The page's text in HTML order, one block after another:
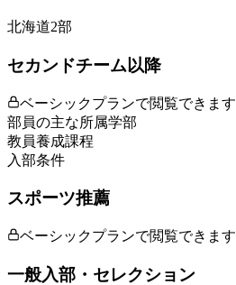
北海道2部
セカンドチーム以降
ベーシックプランで閲覧できます
部員の主な所属学部
教員養成課程
入部条件
スポーツ推薦
ベーシックプランで閲覧できます
一般入部・セレクション